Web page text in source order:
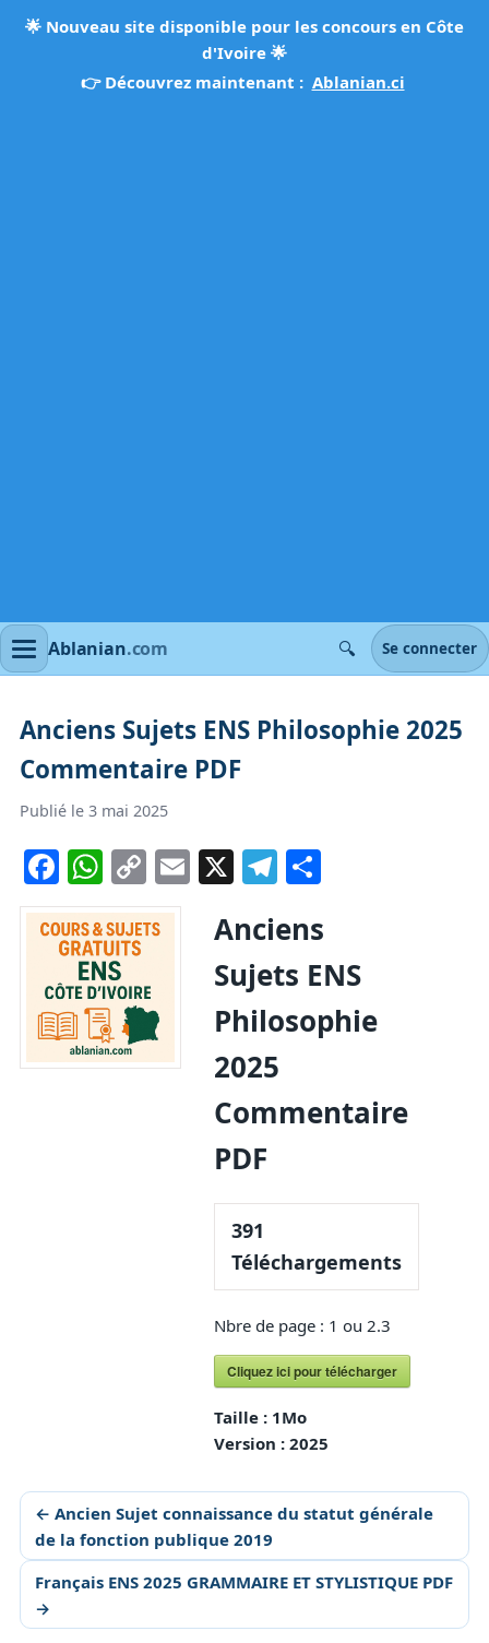
🌟 Nouveau site disponible pour les concours en Côte
d'Ivoire 🌟
👉 Découvrez maintenant : Ablanian.ci
Ablanian.com 🔍 Se connecter
Anciens Sujets ENS Philosophie 2025
Commentaire PDF
Publié le 3 mai 2025
Facebook
WhatsApp
Copy
Link
Email
X Telegram
Partager
Anciens
Sujets ENS
Philosophie
2025
Commentaire
PDF
391
Téléchargements
Nbre de page : 1 ou 2.3
Cliquez ici pour télécharger
Taille : 1Mo
Version :2025
← Ancien Sujet connaissance du statut générale
de la fonction publique 2019
Français ENS 2025 GRAMMAIRE ET STYLISTIQUE PDF
→